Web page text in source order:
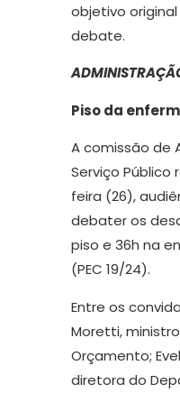
objetivo
debate.
Piso da
A comissão de
Serviço
feira (26),
debater os
piso e 36h na
(PEC 19/24).
Entre os
Moretti,
Orçamento;
diretora do